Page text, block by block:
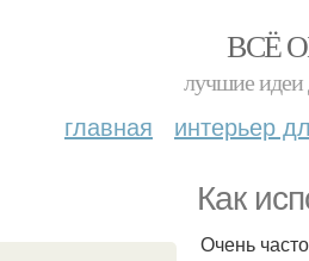
ВСЁ
лучшие идеи
главная интерьер
Как
Очень